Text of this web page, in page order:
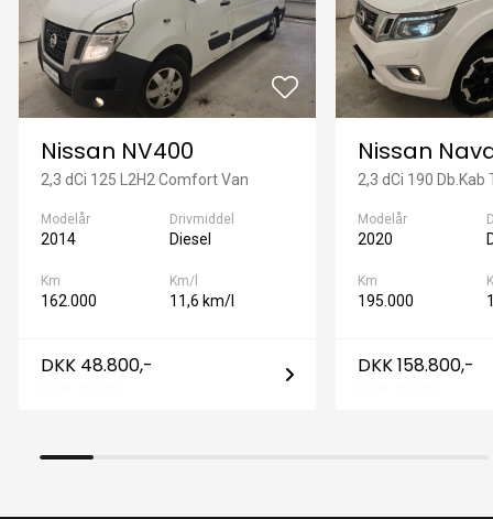
– udforsk alle biler på lager til attraktive priser og oplev
dem med video, når det passer dig
📞 Ring i dag - din næste varebil står klar! 🚀
📊 Kontakt venligst vor salgsafdeling - vi hjælper gerne
med et enkelt og skræddersyet leasingforslag, som
passer til din økonomi og behov.
Nissan NV400
2,3 dCi 125 L2H2 Comfort Van
Modelår
2014
Drivmiddel
Diesel
Km
162.000
Km/l
11,6 km/l
DKK 48.800,-
Nissan
2,3 dCi 190 Db.Kab
Modelår
2020
Km
195.000
DKK 158.800,-